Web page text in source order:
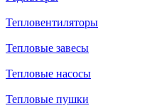
Тепловентиляторы
Тепловые завесы
Тепловые насосы
Тепловые пушки